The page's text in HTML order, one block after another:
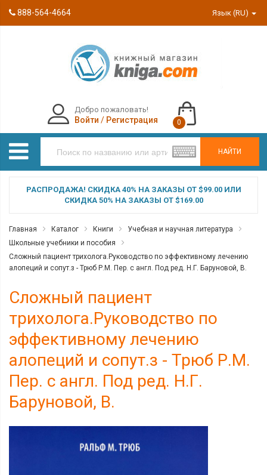
888-564-4664 Язык (RU)
НАЙТИ
Добро пожаловать!
Войти / Регистрация 0
РАСПРОДАЖА! СКИДКА 40% НА ЗАКАЗЫ ОТ $99.00 ИЛИ
СКИДКА 50% НА ЗАКАЗЫ ОТ $169.00
Главная Каталог Книги
Учебная и научная литература
Школьные учебники и пособия
Сложный пациент трихолога.Руководство по эффективному лечению
алопеций и сопут.з - Трюб Р.М. Пер. с англ. Под ред. Н.Г. Баруновой, В.
Сложный пациент
трихолога.Руководство по
эффективному лечению
алопеций и сопут.з - Трюб Р.М.
Пер. с англ. Под ред. Н.Г.
Баруновой, В.